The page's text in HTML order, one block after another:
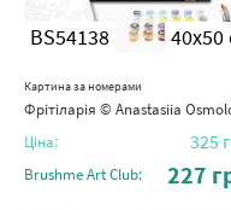
BS54138 40x50
Картина за номерами
Фрітіларія © Anastasiia
Ціна: 325
Brushme Art Club: 227